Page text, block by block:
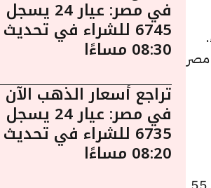
مساءً.
في مصر: عيار 24 يسجل
6745 للشراء في تحديث
08:30 مساءًا
تراجع أسعار الذهب الآن
في مصر: عيار 24 يسجل
6735 للشراء في تحديث
08:20 مساءًا